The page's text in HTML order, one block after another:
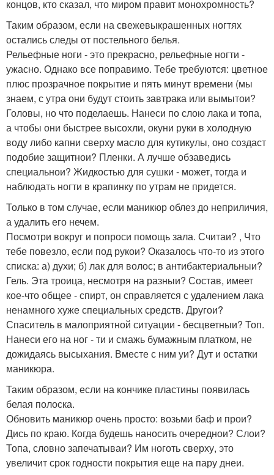
концов, кто сказал, что миром правит монохромность?
Таким образом, если на свежевыкрашенных ногтях
остались следы от постельного белья.
Рельефные ноги - это прекрасно, рельефные ногти -
ужасно. Однако все поправимо. Тебе требуются: цветное
плюс прозрачное покрытие и пять минут времени (мы
знаем, с утра они будут стоить завтрака или вымытои?
Головы, но что поделаешь. Нанеси по слою лака и топа,
а чтобы они быстрее высохли, окуни руки в холодную
воду либо капни сверху масло для кутикулы, оно создаст
подобие защитнои? Пленки. А лучше обзаведись
специальнои? Жидкостью для сушки - может, тогда и
наблюдать ногти в крапинку по утрам не придется.
Только в том случае, если маникюр облез до неприличия,
а удалить его нечем.
Посмотри вокруг и попроси помощь зала. Считаи? , Что
тебе повезло, если под рукои? Оказалось что-то из этого
списка: а) духи; б) лак для волос; в антибактериальныи?
Гель. Эта троица, несмотря на разныи? Состав, имеет
кое-что общее - спирт, он справляется с удалением лака
ненамного хуже специальных средств. Другои?
Спаситель в малоприятной ситуации - бесцветныи? Топ.
Нанеси его на ног - ти и смажь бумажным платком, не
дожидаясь высыхания. Вместе с ним уи? Дут и остатки
маникюра.
Таким образом, если на кончике пластины появилась
белая полоска.
Обновить маникюр очень просто: возьми баф и прои?
Дись по краю. Когда будешь наносить очереднои? Слои?
Топа, словно запечатываи? Им ноготь сверху, это
увеличит срок годности покрытия еще на пару днеи.